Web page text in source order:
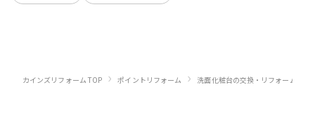
カインズリフォーム TOP › ポイントリフォーム › 洗面化粧台の交換・リフォーム